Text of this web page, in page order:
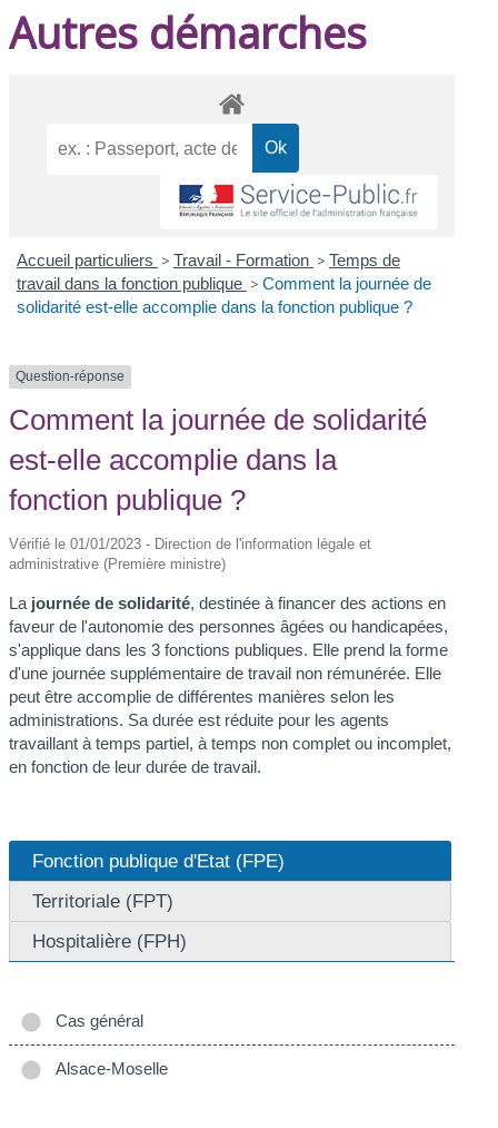
Autres démarches
Accueil particuliers > Travail - Formation > Temps de
travail dans la fonction publique > Comment la journée de
solidarité est-elle accomplie dans la fonction publique ?
Question-réponse
Comment la journée de solidarité
est-elle accomplie dans la
fonction publique ?
Vérifié le 01/01/2023 - Direction de l'information légale et
administrative (Première ministre)
La journée de solidarité, destinée à financer des actions en
faveur de l'autonomie des personnes âgées ou handicapées,
s'applique dans les 3 fonctions publiques. Elle prend la forme
d'une journée supplémentaire de travail non rémunérée. Elle
peut être accomplie de différentes manières selon les
administrations. Sa durée est réduite pour les agents
travaillant à temps partiel, à temps non complet ou incomplet,
en fonction de leur durée de travail.
Fonction publique d'Etat (FPE)
Territoriale (FPT)
Hospitalière (FPH)
Cas général
Alsace-Moselle